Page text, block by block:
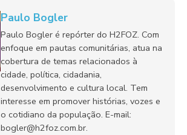
Paulo Bogler
Paulo Bogler é repórter do H2FOZ. Com
enfoque em pautas comunitárias, atua na
cobertura de temas relacionados à
cidade, política, cidadania,
desenvolvimento e cultura local. Tem
interesse em promover histórias, vozes e
o cotidiano da população. E-mail:
bogler@h2foz.com.br.